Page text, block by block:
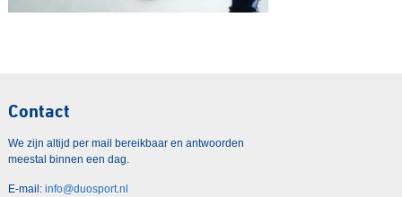
Contact
We zijn altijd per mail bereikbaar en antwoorden
meestal binnen een dag.
E-mail: info@duosport.nl